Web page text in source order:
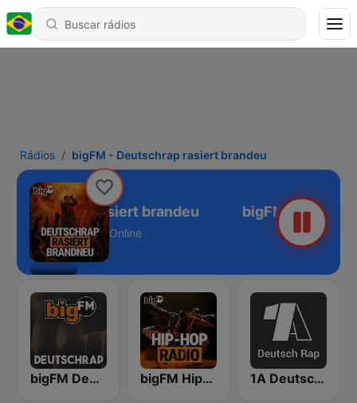
Rádios bigFM - Deutschrap rasiert brandeu
Deutschrap rasiert brandeu
Online
bigFM Deutschrap bigFM Hip-Hop Radio 1A Deutsch Rap